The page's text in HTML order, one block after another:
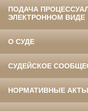
ПОДАЧА
ЭЛЕКТРОННОМ ВИДЕ
О СУДЕ
СУДЕЙСКОЕ
НОРМАТИВНЫЕ АКТЫ